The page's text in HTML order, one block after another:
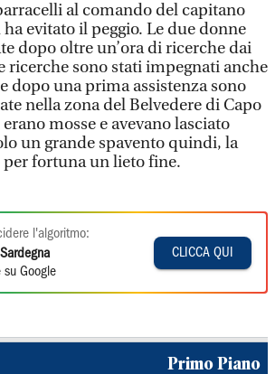
al comando del capitano
evitato il peggio. Le due donne
dopo oltre un’ora di ricerche dai
ricerche sono stati impegnati anche
dopo una prima assistenza sono
nella zona del Belvedere di Capo
mosse e avevano lasciato
un grande spavento quindi, la
per fortuna un lieto fine.
l'algoritmo:
su Google
CLICCA QUI
Primo Piano